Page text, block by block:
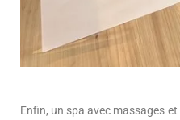
Enfin, un spa avec massages